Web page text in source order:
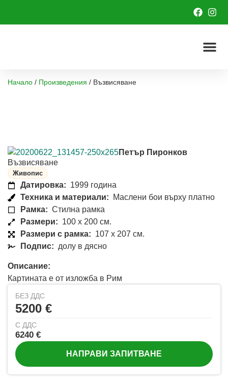
Начало / Произведения / Възвисяване
Петър Пиронков
Възвисяване
Живопис
Датировка: 1999 година
Техника и материали: Маслени бои върху платно
Рамка: Стилна рамка
Размери: 100 x 200 см.
Размери с рамка: 107 x 207 см.
Подпис: долу в дясно
Описание:
Картината е от изложба в Рим
БЕЗ ДДС
5200 €
С ДДС
6240 €
НАПРАВИ ЗАПИТВАНЕ